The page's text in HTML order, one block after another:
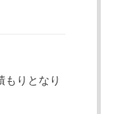
もりとなり